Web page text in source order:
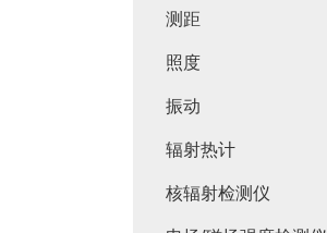
测距
照度
振动
辐射热计
核辐射检测仪